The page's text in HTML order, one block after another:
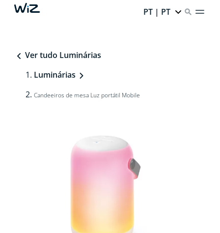
PT | PT
Ver tudo Luminárias
Luminárias
Candeeiros de mesa Luz portátil Mobile